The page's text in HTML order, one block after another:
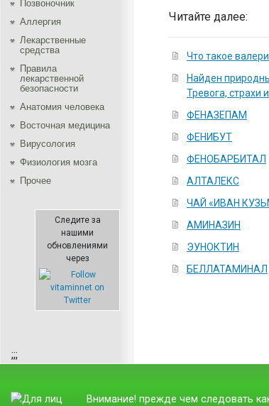
Позвоночник
Аллергия
Лекарственные
средства
Правила
лекарственной
безопасности
Aнатомия человека
Восточная медицина
Вирусология
Физиология мозга
Прочее
Следите за
нашими
обновлениями
через
;;;
Читайте далее:
Что такое
Найден
Тревога, страхи
ФЕНАЗЕПАМ
ФЕНИБУТ
ФЕНОБАРБИТАЛ
АЛТАЛЕКС
ЧАЙ «ИВАН
АМИНАЗИН
ЭУНОКТИН
БЕЛЛАТАМИНАЛ
Внимание! прежде чем следовать